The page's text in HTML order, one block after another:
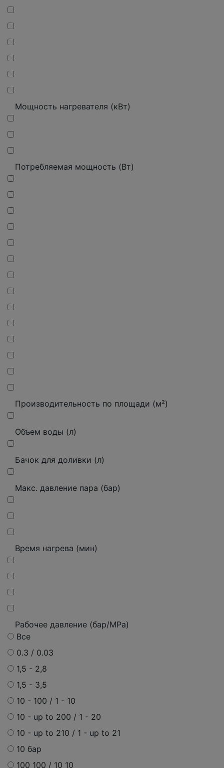
Мощность нагревателя (кВт)
Потребляемая мощность (Вт)
Производительность по площади (м²)
Объем воды (л)
Бачок для доливки (л)
Макс. давление пара (бар)
Время нагрева (мин)
Рабочее давление (бар/MPa)
Все
0.3 / 0.03
1,5 - 2,8
1,5 - 3,5
10 - 100 / 1 - 10
10 - up to 200 / 1 - 20
10 - up to 210 / 1 - up to 21
10 бар
100 100 / 10 10